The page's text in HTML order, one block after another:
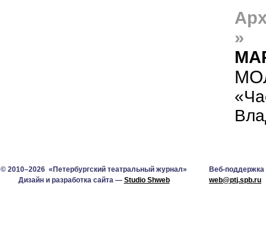
»
© 2010–2026 «Петербургский театральный журнал»
Дизайн и разработка сайта — Studio Shweb
Веб-поддержка
web@ptj.spb.ru